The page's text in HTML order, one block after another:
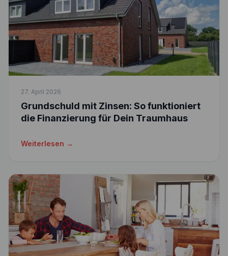
27. April 2026
Grundschuld mit Zinsen: So funktioniert
die Finanzierung für Dein Traumhaus
Weiterlesen →